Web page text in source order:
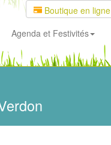
Boutique en ligne
Agenda et Festivités